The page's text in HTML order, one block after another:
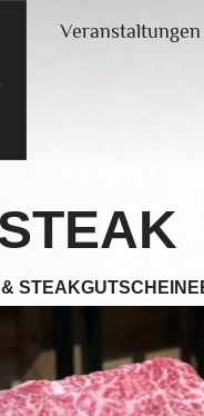
Veranstaltungen
STEAKGUTSCHEINE